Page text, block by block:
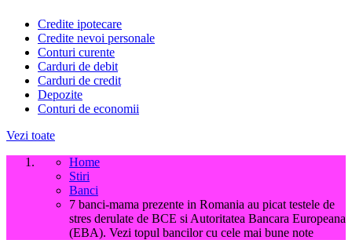
Credite ipotecare
Credite nevoi personale
Conturi curente
Carduri de debit
Carduri de credit
Depozite
Conturi de economii
Vezi toate
Home
Stiri
Banci
7 banci-mama prezente in Romania au picat testele de
stres derulate de BCE si Autoritatea Bancara Europeana
(EBA). Vezi topul bancilor cu cele mai bune note